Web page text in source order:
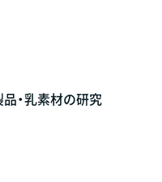
・乳素材の研究